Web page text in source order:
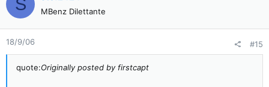
S MBenz Dilettante
18/9/06 #15
quote:Originally posted by firstcapt